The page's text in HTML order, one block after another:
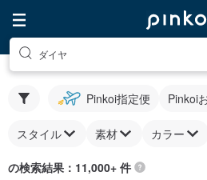
ダイヤ
Pinkoi指定便 Pinkoi
スタイル 素材 カラー
の検索結果：11,000+ 件